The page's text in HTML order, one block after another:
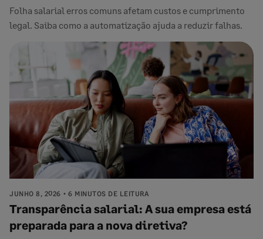
Folha salarial erros comuns afetam custos e cumprimento
legal. Saiba como a automatização ajuda a reduzir falhas.
JUNHO 8, 2026 6 MINUTOS DE LEITURA
Transparência salarial: A sua empresa está
preparada para a nova diretiva?